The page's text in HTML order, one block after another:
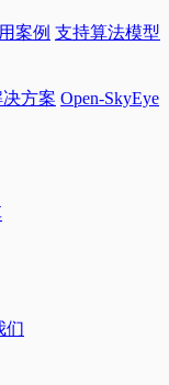
案例 支持算法模型
方案 Open-SkyEye
们